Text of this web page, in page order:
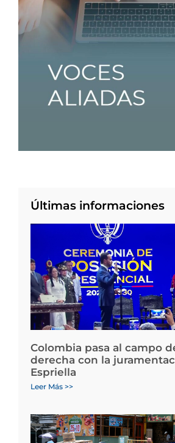
Últimas informaciones
Colombia pasa al campo
derecha con la
Espriella
Leer Más >>